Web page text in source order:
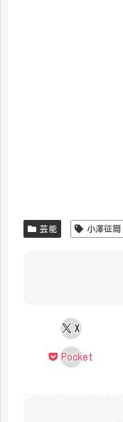
芸能 小澤征爾
X
Pocket